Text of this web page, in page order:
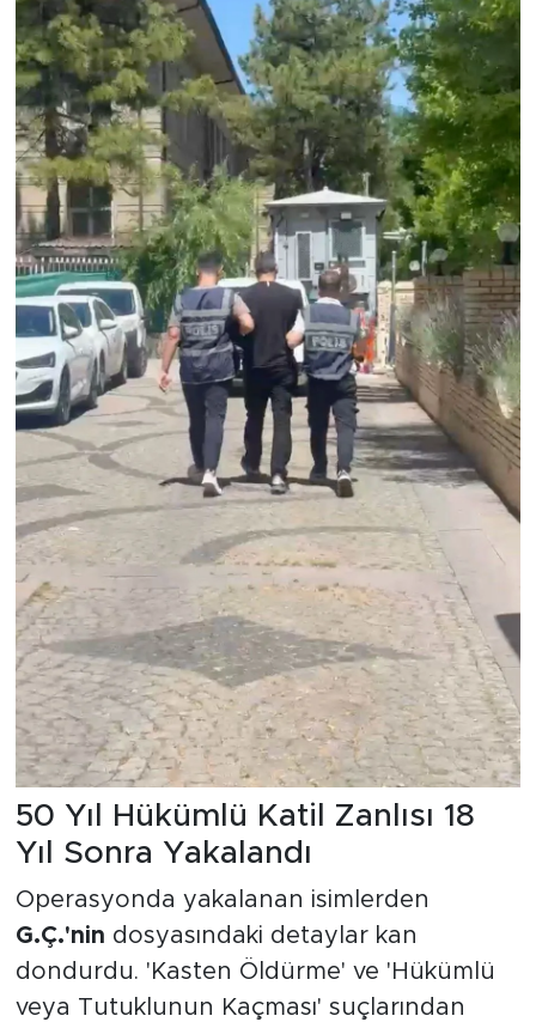
50 Yıl Hükümlü Katil Zanlısı 18
Yıl Sonra Yakalandı
Operasyonda yakalanan isimlerden
G.Ç.'nin dosyasındaki detaylar kan
dondurdu. 'Kasten Öldürme' ve 'Hükümlü
veya Tutuklunun Kaçması' suçlarından